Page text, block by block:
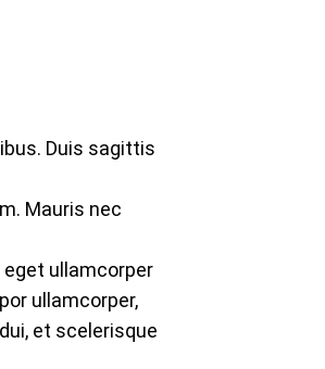
Duis sagittis
Mauris nec
ullamcorper
ullamcorper,
et scelerisque